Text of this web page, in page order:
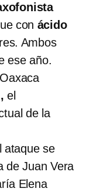
con ácido
Ambos
ese año.
el
de la
ataque se
de Juan Vera
Elena